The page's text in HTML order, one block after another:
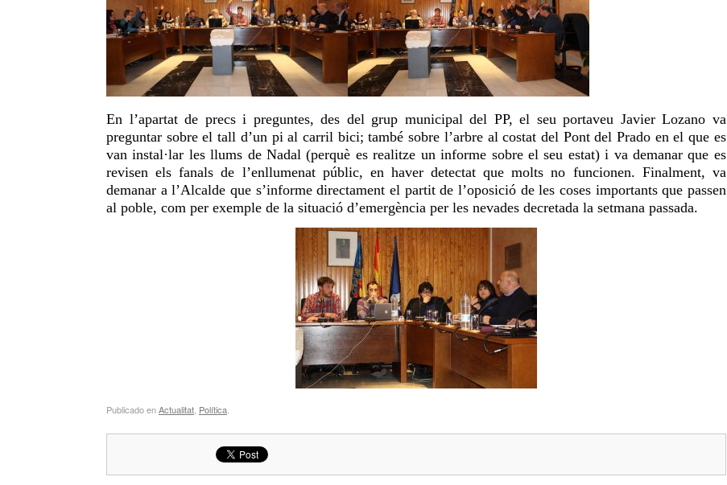
En l’apartat de precs i preguntes, des del grup municipal del PP, el seu portaveu Javier Lozano va
preguntar sobre el tall d’un pi al carril bici; també sobre l’arbre al costat del Pont del Prado en el que es
van instal·lar les llums de Nadal (perquè es realitze un informe sobre el seu estat) i va demanar que es
revisen els fanals de l’enllumenat públic, en haver detectat que molts no funcionen. Finalment, va
demanar a l’Alcalde que s’informe directament el partit de l’oposició de les coses importants que passen
al poble, com per exemple de la situació d’emergència per les nevades decretada la setmana passada.
Publicado enActualitat Política